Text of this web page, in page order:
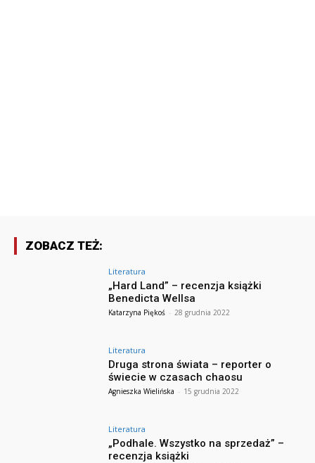
ZOBACZ TEŻ:
Literatura
„Hard Land” – recenzja książki
Benedicta Wellsa
Katarzyna Piękoś - 28 grudnia 2022
Literatura
Druga strona świata – reporter o
świecie w czasach chaosu
Agnieszka Wielińska - 15 grudnia 2022
Literatura
„Podhale. Wszystko na sprzedaż” –
recenzja książki